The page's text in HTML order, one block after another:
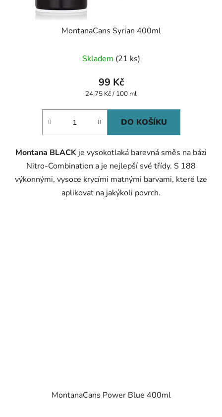
MontanaCans Syrian 400ml
Skladem (21 ks)
99 Kč
Měrná
24,75 Kč / 100 ml
DO KOŠÍKU
Montana BLACK je vysokotlaká barevná směs na bázi
Nitro-Combination a je nejlepší své třídy. S 188
výkonnými, vysoce krycími matnými barvami, které lze
aplikovat na jakýkoli povrch.
MontanaCans Power Blue 400ml